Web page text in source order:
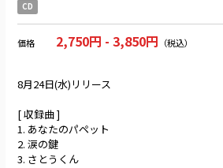
CD
価格 2,750円 - 3,850円 （税込）
8月24日(水)リリース
[ 収録曲 ]
1. あなたのパペット
2. 涙の鍵
3. さとうくん